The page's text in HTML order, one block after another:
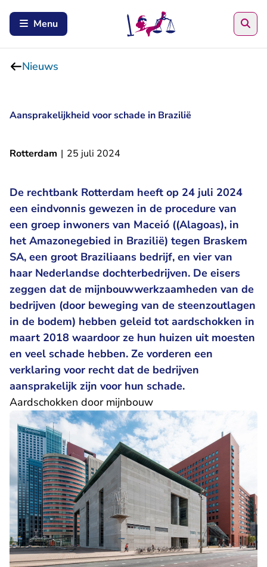
Menu
Nieuws
Aansprakelijkheid voor schade in Brazilië
Rotterdam | 25 juli 2024
De rechtbank Rotterdam heeft op 24 juli 2024
een eindvonnis gewezen in de procedure van
een groep inwoners van Maceió ((Alagoas), in
het Amazonegebied in Brazilië) tegen Braskem
SA, een groot Braziliaans bedrijf, en vier van
haar Nederlandse dochterbedrijven. De eisers
zeggen dat de mijnbouwwerkzaamheden van de
bedrijven (door beweging van de steenzoutlagen
in de bodem) hebben geleid tot aardschokken in
maart 2018 waardoor ze hun huizen uit moesten
en veel schade hebben. Ze vorderen een
verklaring voor recht dat de bedrijven
aansprakelijk zijn voor hun schade.
Aardschokken door mijnbouw